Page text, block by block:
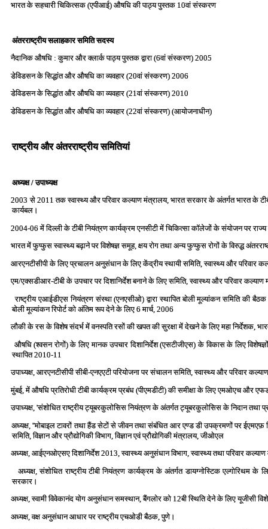
भारत के सहचारी चिकित्‍सक (एपीआई) औषधि की पाठ्य पुस्‍तक 10वां संस्‍करण
अंतरराष्‍ट्रीय सलाहकार समिति सदस्‍य
नैदानिक औषधि : कुमार और क्‍लार्क पाठ्य पुस्‍तक द्वारा (6वां संस्‍करण) 2005
डेविडसन के सिद्धांत और औषधि का व्‍यवहार (20वां संस्‍करण) 2006
डेविडसन के सिद्धांत और औषधि का व्‍यवहार (21वां संस्‍करण) 2010
डेविडसन के सिद्धांत और औषधि का व्‍यवहार (22वां संस्‍करण) (आयोजनाधीन)
राष्‍ट्रीय और अंतरराष्‍ट्रीय समितियां
अध्‍यक्ष / उपाध्‍यक्ष
2003 से 2011 तक स्‍वास्‍थ्‍य और परिवार कल्‍याण मंत्रालय, भारत सरकार के अंतर्गत भारत के
कार्यबल।
2004-06 में दिल्‍ली के टीबी नियंत्रण कार्यक्रम एनसीटी में चिकित्‍सा कॉलेजों के संयोजन पर राज्‍य
भारत में फुप्‍फुस स्‍वास्‍थ्‍य बढ़ाने पर विशेषज्ञ समूह, क्षय रोग तथा अन्‍य फुप्‍फुस रोगों के विरुद्ध
आरएनटीसीपी के लिए प्रचालन अनुसंधान के लिए केंद्रीय स्‍थायी समिति, स्‍वास्‍थ्‍य और
एम/एक्‍सडीआर-टीबी के उपचार पर दिशानिर्देश बनाने के लिए समिति, स्‍वास्‍थ्‍य और परिवार
राष्‍ट्रीय एआईडीएस नियंत्रण संस्‍था (एनएसीओ) द्वारा स्‍थापित बोली मूल्‍यांकन समिति की
बोली मूल्‍यांकन रिपोर्ट को अंतिम रूप देने के लिए 6 मार्च, 2006
लौकी के रस के विशेष संदर्भ में वनस्‍पति रसों की खपत की सुरक्षा में देखने के लिए महा निर्देशक,
औषधि (श्‍वसन रोगों) के लिए मानक उपचार दिशानिर्देश (एसटीजीएस) के विकास के लिए
स्‍थापित 2010-11
उपाध्‍यक्ष, आरएनटीसीपी सीबी-एनएएटी परियोजना पर संचालन समिति, स्‍वास्‍थ्‍य और परिवार
मुंबई, में औषधि प्रतिरोधी टीबी कार्यक्रम प्रबंध (पीएमडीटी) की समीक्षा के लिए एमओएच
उपाध्‍यक्ष, 'संशोधित राष्‍ट्रीय ट्यूबरकुलोसिस नियंत्रण के अंतर्गत ट्यूबरकुलोसिस के निदान तथा
अध्‍यक्ष, ''मोबाइल टावरों तथा हैंड सेटों से जीवन तथा संबंधित आर एण्‍ड डी उपक्रमणों पर ईएमएफ़
समिति, विज्ञान और प्रौद्योगिकी विभाग, विज्ञान एवं प्रौद्योगिकी मंत्रालय, जीओएल
अध्‍यक्ष, आईएनओएसए दिशानिर्देश 2013, स्‍वास्‍थ्‍य अनुसंधान विभाग, स्‍वास्‍थ्‍य तथा परिवार
अध्‍यक्ष, संशोधित राष्‍ट्रीय टीबी नियंत्रण कार्यक्रम के अंतर्गत डायग्‍नोस्टिक एल्‍गोरिथम
सरकार।
अध्‍यक्ष, स्‍वामी विवेकानंद योग अनुसंधान समस्‍थान, बैंगलोर को 12बी स्थिति देने के लिए यूजीसी
अध्‍यक्ष, वक्ष अनुसंधान आधार पर राष्‍ट्रीय एचओडी बैठक, पुणे।